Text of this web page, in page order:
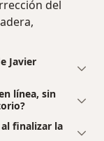
del
Javier
línea, sin
al finalizar la